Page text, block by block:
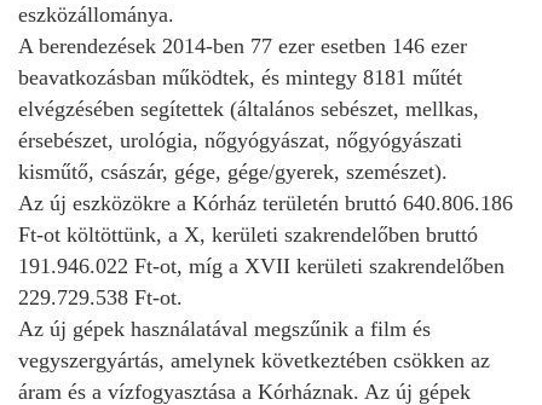
eszközállománya.
A berendezések 2014-ben 77 ezer esetben 146 ezer
beavatkozásban működtek, és mintegy 8181 műtét
elvégzésében segítettek (általános sebészet, mellkas,
érsebészet, urológia, nőgyógyászat, nőgyógyászati
kisműtő, császár, gége, gége/gyerek, szemészet).
Az új eszközökre a Kórház területén bruttó 640.806.186
Ft-ot költöttünk, a X, kerületi szakrendelőben bruttó
191.946.022 Ft-ot, míg a XVII kerületi szakrendelőben
229.729.538 Ft-ot.
Az új gépek használatával megszűnik a film és
vegyszergyártás, amelynek következtében csökken az
áram és a vízfogyasztása a Kórháznak. Az új gépek